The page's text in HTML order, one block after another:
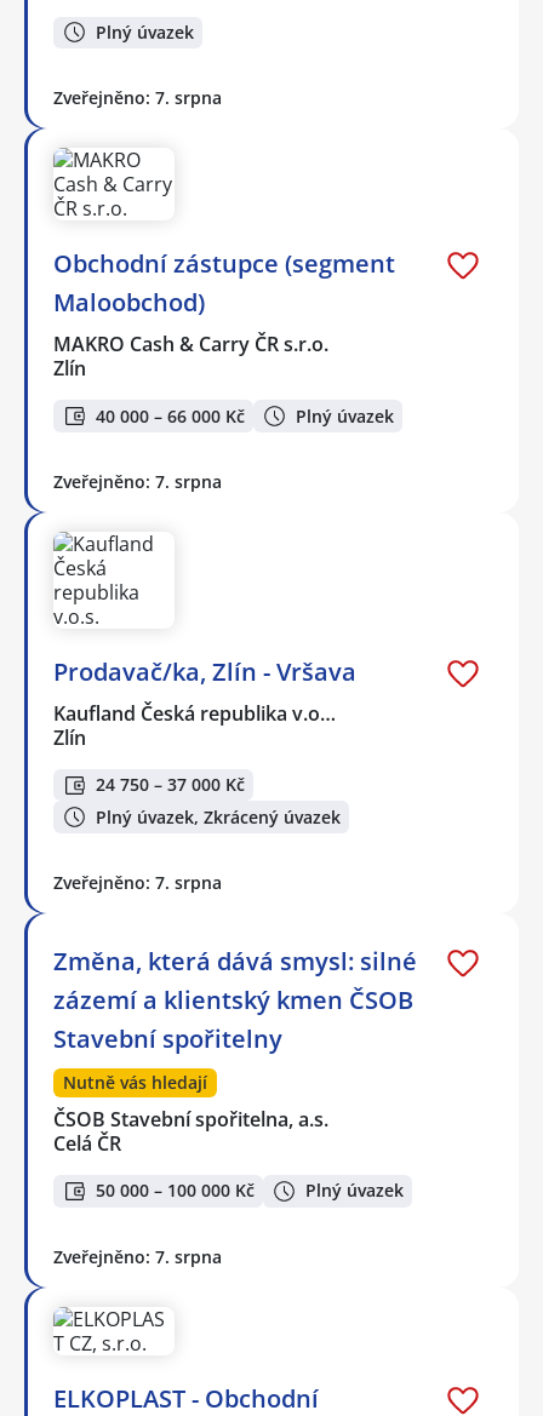
Plný úvazek
Zveřejněno: 7. srpna
Obchodní zástupce (segment
Maloobchod)
MAKRO Cash & Carry ČR s.r.o.
Zlín
40 000 – 66 000 Kč Plný úvazek
Zveřejněno: 7. srpna
Prodavač/ka, Zlín - Vršava
Kaufland Česká republika v.o…
Zlín
24 750 – 37 000 Kč
Plný úvazek, Zkrácený úvazek
Zveřejněno: 7. srpna
Změna, která dává smysl: silné
zázemí a klientský kmen ČSOB
Stavební spořitelny
Nutně vás hledají
ČSOB Stavební spořitelna, a.s.
Celá ČR
50 000 – 100 000 Kč Plný úvazek
Zveřejněno: 7. srpna
ELKOPLAST - Obchodní